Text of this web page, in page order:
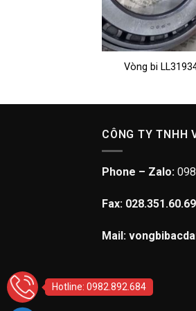
Vòng bi
CÔNG TY TNHH
Phone – Zalo:
Fax:
Mail:
Hotline: 0982.892.684